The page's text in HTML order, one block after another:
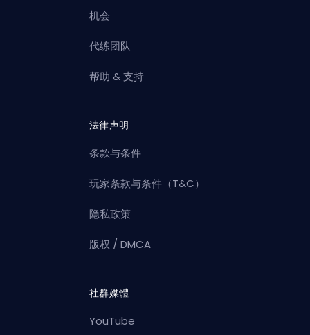
机会
代练团队
帮助 & 支持
法律声明
条款与条件
玩家条款与条件（T&C）
隐私政策
版权 / DMCA
社群媒體
YouTube